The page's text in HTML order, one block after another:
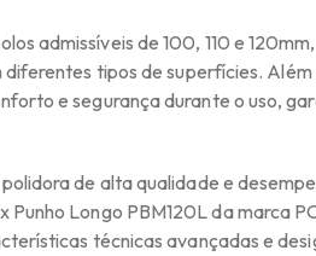
admissíveis de 100, 110 e
tipos de superfícies. Além
e segurança durante o uso,
de alta qualidade e
Punho Longo PBM120L da marca
técnicas avançadas e